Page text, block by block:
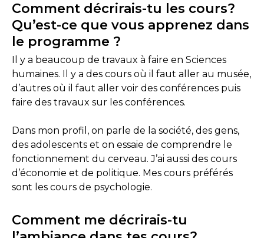
Comment décrirais-tu les cours?
Qu’est-ce que vous apprenez dans
le programme ?
Il y a beaucoup de travaux à faire en Sciences
humaines. Il y a des cours où il faut aller au musée,
d’autres où il faut aller voir des conférences puis
faire des travaux sur les conférences.
Dans mon profil, on parle de la société, des gens,
des adolescents et on essaie de comprendre le
fonctionnement du cerveau. J’ai aussi des cours
d’économie et de politique. Mes cours préférés
sont les cours de psychologie.
Comment me décrirais-tu